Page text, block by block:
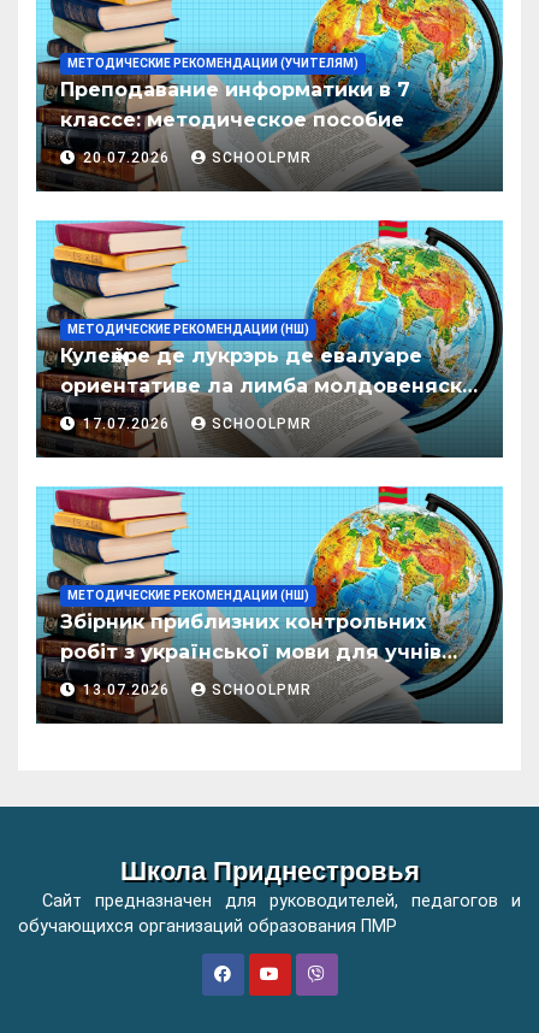
МЕТОДИЧЕСКИЕ РЕКОМЕНДАЦИИ (УЧИТЕЛЯМ)
Преподавание информатики в 7
классе: методическое пособие
20.07.2026 SCHOOLPMR
МЕТОДИЧЕСКИЕ РЕКОМЕНДАЦИИ (НШ)
Кулеӂере де лукрэрь де евалуаре
ориентативе ла лимба молдовеняскэ
пентру елевий класелор примаре але
организациилор де ынвэцэмынт
17.07.2026 SCHOOLPMR
МЕТОДИЧЕСКИЕ РЕКОМЕНДАЦИИ (НШ)
Збірник приблизних контрольних
робіт з української мови для учнів
початкових класів організацій
загальної освіти
13.07.2026 SCHOOLPMR
Школа Приднестровья
Сайт предназначен для руководителей, педагогов и
обучающихся организаций образования ПМР